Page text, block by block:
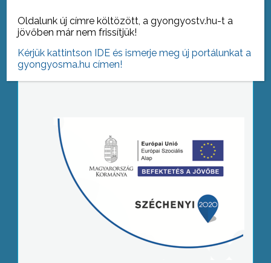
Tovább az archívumra
Oldalunk új címre költözött, a gyongyostv.hu-t a
jövőben már nem frissítjük!
Kérjük kattintson IDE és ismerje meg új portálunkat a
gyongyosma.hu címen!